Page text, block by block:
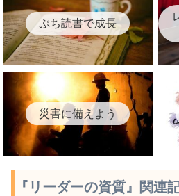
ぷち読書で成長
災害に備えよう
『リーダーの資質』関